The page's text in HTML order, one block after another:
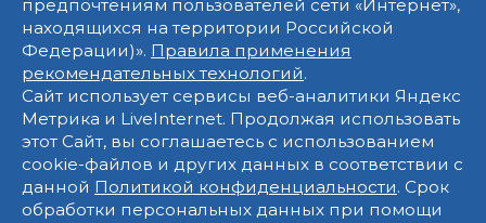
предпочтениям пользователей сети «Интернет»,
находящихся на территории Российской
Федерации)». Правила применения
рекомендательных технологий.
Сайт использует сервисы веб-аналитики Яндекс
Метрика и LiveInternet. Продолжая использовать
этот Сайт, вы соглашаетесь с использованием
cookie-файлов и других данных в соответствии с
данной Политикой конфиденциальности. Срок
обработки персональных данных при помощи